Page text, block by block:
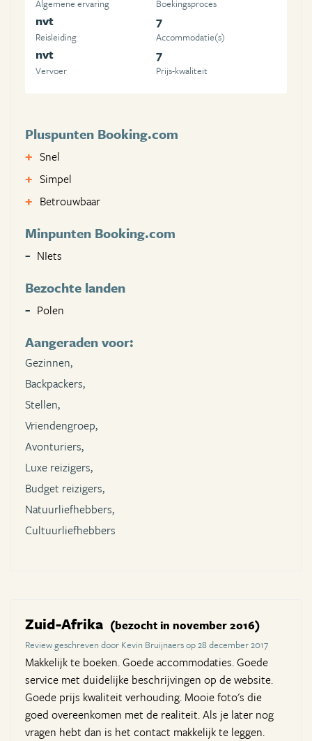
Algemene ervaring Boekingsproces
nvt
Reisleiding
7
Accommodatie(s)
nvt
Vervoer
7
Prijs-kwaliteit
Pluspunten Booking.com
Snel
Simpel
Betrouwbaar
Minpunten Booking.com
NIets
Bezochte landen
Polen
Aangeraden voor:
Gezinnen,
Backpackers,
Stellen,
Vriendengroep,
Avonturiers,
Luxe reizigers,
Budget reizigers,
Natuurliefhebbers,
Cultuurliefhebbers
Zuid-Afrika (bezocht in november 2016)
Review geschreven door Kevin Bruijnaers op 28 december 2017
Makkelijk te boeken. Goede accommodaties. Goede
service met duidelijke beschrijvingen op de website.
Goede prijs kwaliteit verhouding. Mooie foto's die
goed overeenkomen met de realiteit. Als je later nog
vragen hebt dan is het contact makkelijk te leggen.